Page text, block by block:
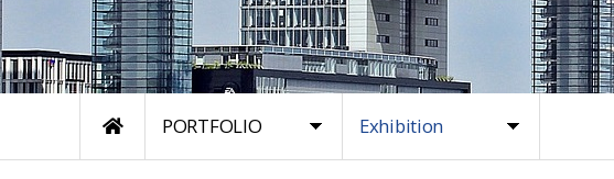
PORTFOLIO Exhibition